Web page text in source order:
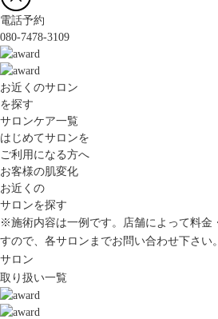
電話予約
080-7478-3109
お近くのサロン
を探す
サロンケア一覧
はじめてサロンを
ご利用になる方へ
お客様の肌変化
お近くの
サロンを探す
※施術内容は一例です。店舗によって料金
すので、各サロンまでお問い合わせ下さい。
サロン
取り扱い一覧